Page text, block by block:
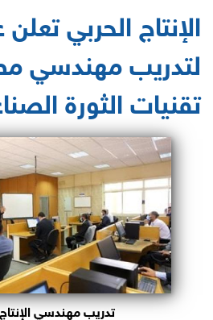
الإنتاج الحربي
لتدريب مهندسي
تقنيات الثورة
تدريب مهندسي